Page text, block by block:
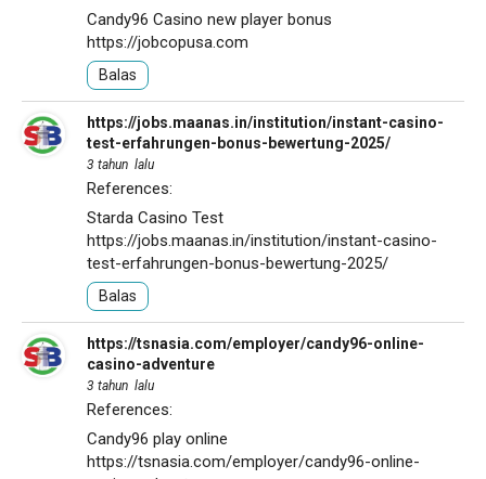
Candy96 Casino new player bonus
https://jobcopusa.com
Balas
https://jobs.maanas.in/institution/instant-casino-
test-erfahrungen-bonus-bewertung-2025/
3 tahun lalu
References:
Starda Casino Test
https://jobs.maanas.in/institution/instant-casino-
test-erfahrungen-bonus-bewertung-2025/
Balas
https://tsnasia.com/employer/candy96-online-
casino-adventure
3 tahun lalu
References:
Candy96 play online
https://tsnasia.com/employer/candy96-online-